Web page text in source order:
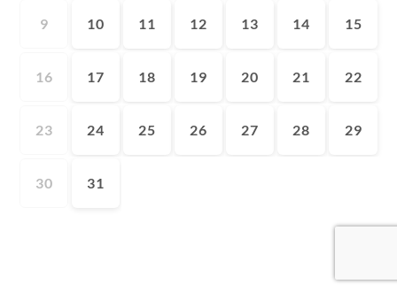
9 10 11 12 13 14 15
16 17 18 19 20 21 22
23 24 25 26 27 28 29
30 31